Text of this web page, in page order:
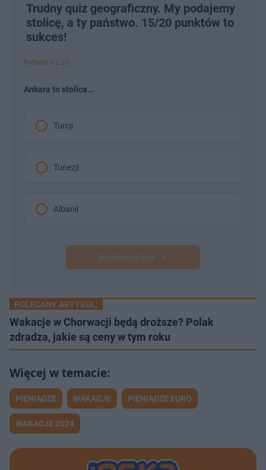
Trudny quiz geograficzny. My podajemy
stolicę, a ty państwo. 15/20 punktów to
sukces!
Pytanie 1 z 20
Ankara to stolica…
Turcji
Tunezji
Albanii
Następne pytanie
POLECANY ARTYKUŁ:
Wakacje w Chorwacji będą droższe? Polak
zdradza, jakie są ceny w tym roku
PIENIĄDZE WAKACJE PIENIĄDZE EURO
WAKACJE 2024